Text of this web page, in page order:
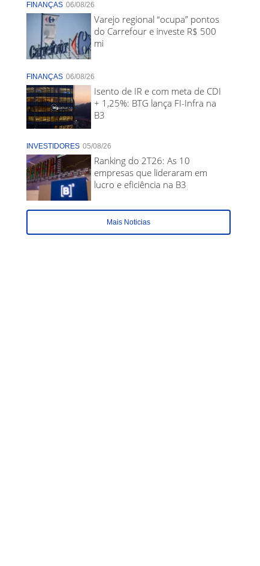
FINANÇAS 06/08/26
Varejo regional “ocupa” pontos
do Carrefour e investe R$ 500
mi
FINANÇAS 06/08/26
Isento de IR e com meta de CDI
+ 1,25%: BTG lança FI-Infra na
B3
INVESTIDORES 05/08/26
Ranking do 2T26: As 10
empresas que lideraram em
lucro e eficiência na B3
Mais Noticias